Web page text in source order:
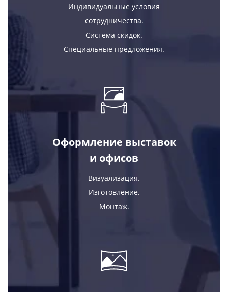
Индивидуальные условия
сотрудничества.
Система скидок.
Специальные предложения.
Оформление выставок
и офисов
Визуализация.
Изготовление.
Монтаж.